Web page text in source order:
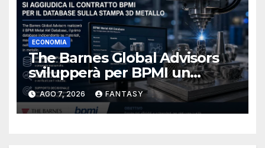
ECONOMIA
The Barnes Global Advisors
svilupperà per BPMI un
database per la stampa 3D
metallica destinata alla filiera
navale statunitense
AGO 7, 2026 FANTASY